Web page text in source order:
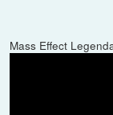
Mass Effect